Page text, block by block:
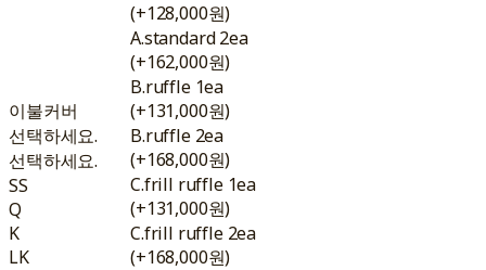
이불커버
선택하세요.
선택하세요.
SS
Q
K
LK
(+128,000원)
A.standard 2ea
(+162,000원)
B.ruffle 1ea
(+131,000원)
B.ruffle 2ea
(+168,000원)
C.frill ruffle 1ea
(+131,000원)
C.frill ruffle 2ea
(+168,000원)